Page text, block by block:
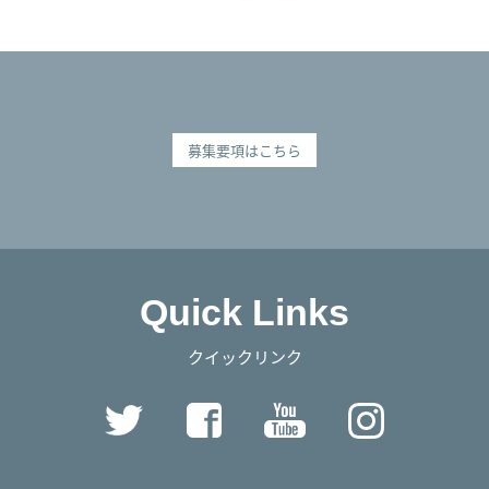
募集要項はこちら
Quick Links
クイックリンク
Twitter FacebookYouTube